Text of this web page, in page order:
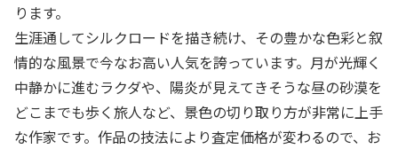
ります。
生涯通してシルクロードを描き続け、その豊かな色彩と叙
情的な風景で今なお高い人気を誇っています。月が光輝く
中静かに進むラクダや、陽炎が見えてきそうな昼の砂漠を
どこまでも歩く旅人など、景色の切り取り方が非常に上手
な作家です。作品の技法により査定価格が変わるので、お